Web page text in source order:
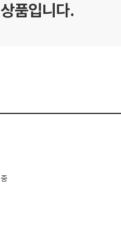
상품입니다.